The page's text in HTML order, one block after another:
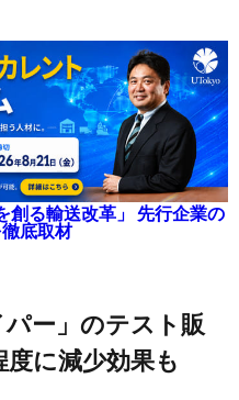
創る輸送改革」 先行企業の
底取材
に減少効果も